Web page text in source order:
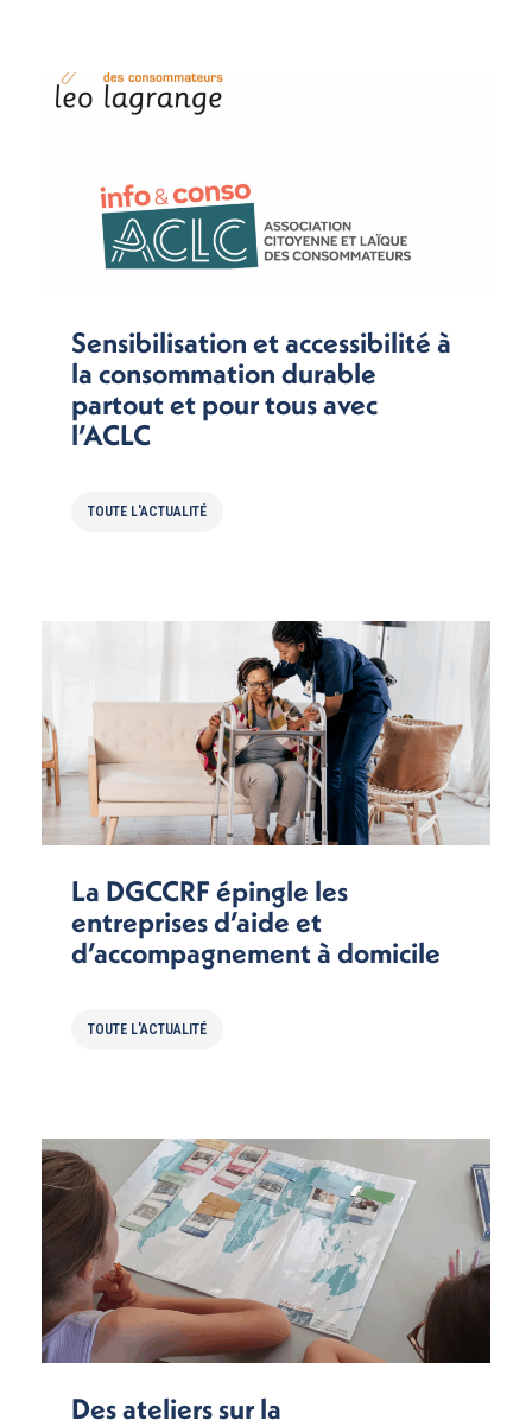
Sensibilisation et accessibilité à
la consommation durable
partout et pour tous avec
l’ACLC
TOUTE L'ACTUALITÉ
La DGCCRF épingle les
entreprises d’aide et
d’accompagnement à domicile
TOUTE L'ACTUALITÉ
Des ateliers sur la